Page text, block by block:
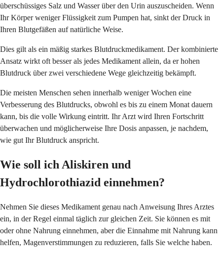
überschüssiges Salz und Wasser über den Urin auszuscheiden. Wenn
Ihr Körper weniger Flüssigkeit zum Pumpen hat, sinkt der Druck in
Ihren Blutgefäßen auf natürliche Weise.
Dies gilt als ein mäßig starkes Blutdruckmedikament. Der kombinierte
Ansatz wirkt oft besser als jedes Medikament allein, da er hohen
Blutdruck über zwei verschiedene Wege gleichzeitig bekämpft.
Die meisten Menschen sehen innerhalb weniger Wochen eine
Verbesserung des Blutdrucks, obwohl es bis zu einem Monat dauern
kann, bis die volle Wirkung eintritt. Ihr Arzt wird Ihren Fortschritt
überwachen und möglicherweise Ihre Dosis anpassen, je nachdem,
wie gut Ihr Blutdruck anspricht.
Wie soll ich Aliskiren und
Hydrochlorothiazid einnehmen?
Nehmen Sie dieses Medikament genau nach Anweisung Ihres Arztes
ein, in der Regel einmal täglich zur gleichen Zeit. Sie können es mit
oder ohne Nahrung einnehmen, aber die Einnahme mit Nahrung kann
helfen, Magenverstimmungen zu reduzieren, falls Sie welche haben.